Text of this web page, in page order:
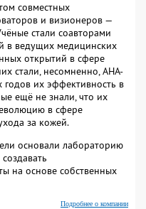
совместных
и визионеров —
стали соавторами
в ведущих медицинских
открытий в сфере
стали, несомненно, AHA-
их эффективность в
ещё не знали, что их
в сфере
за кожей.
основали лабораторию
на основе собственных
Подробнее о компании